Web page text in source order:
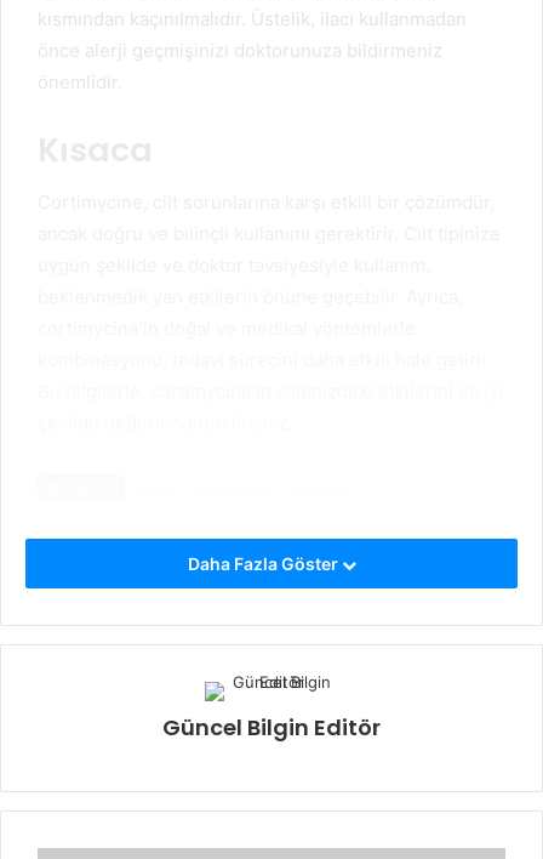
kısmından kaçınılmalıdır. Üstelik, ilacı kullanmadan
önce alerji geçmişinizi doktorunuza bildirmeniz
önemlidir.
Daha Fazla Göster
Güncel Bilgin Editör